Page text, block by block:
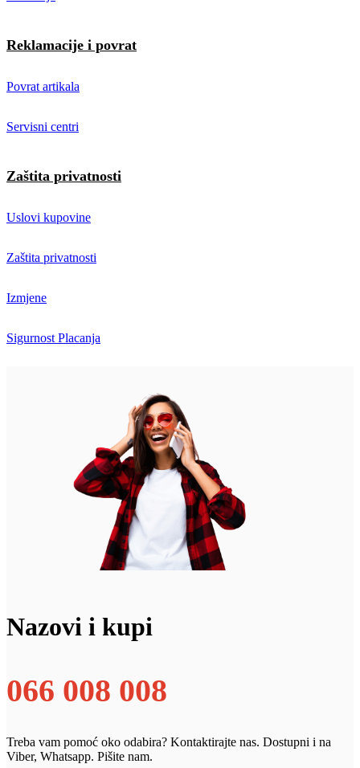
Reklamacije i povrat
Povrat artikala
Servisni centri
Zaštita privatnosti
Uslovi kupovine
Zaštita privatnosti
Izmjene
Sigurnost Placanja
Nazovi i kupi
066 008 008
Treba vam pomoć oko odabira? Kontaktirajte nas. Dostupni i na
Viber, Whatsapp. Pišite nam.